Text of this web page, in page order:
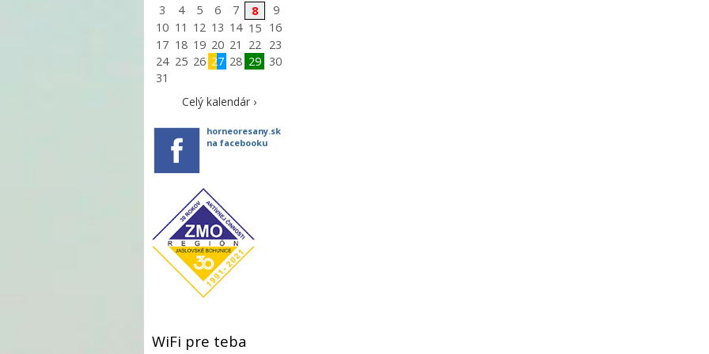
3
4 5 6 7 8
9
10 11 12 13 14 15
16
17 18 19 20 21 22
23
24 25 26 27 28 29
30
31
Celý kalendár ›
horneoresany.sk
na facebooku
WiFi pre teba